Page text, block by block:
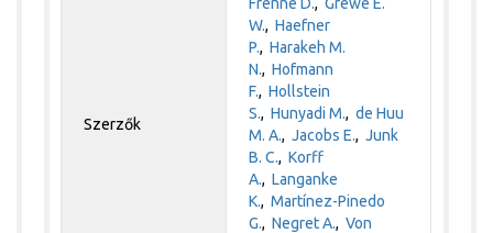
Szerzők
W.,Haefner
P.,Harakeh M.
N.,Hofmann
F.,Hollstein
S.,Hunyadi M.,de Huu
M. A.,Jacobs E.,Junk
B. C.,Korff
A.,Langanke
K.,Martínez-Pinedo
G.,Negret A.,Von